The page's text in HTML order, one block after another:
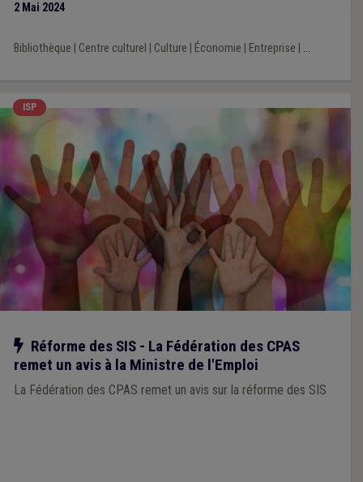
2 Mai 2024
Bibliothèque Centre culturel Culture Économie Entreprise ...
ISP
Notre action
Réforme des SIS - La Fédération des CPAS
remet un avis à la Ministre de l'Emploi
La Fédération des CPAS remet un avis sur la réforme des SIS